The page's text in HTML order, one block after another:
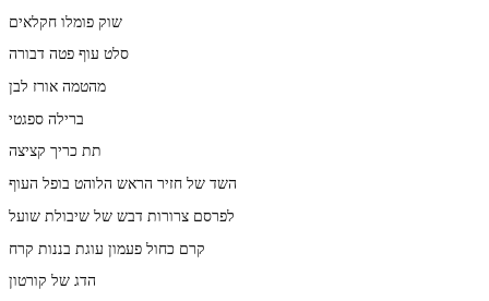
שוק פומלו חקלאים
סלט עוף פטה דבורה
מהטמה אורז לבן
ברילה ספגטי
תת כריך קציצה
השד של חזיר הראש הלוהט בופל העוף
לפרסם צרורות דבש של שיבולת שועל
קרם כחול פעמון עוגת בננות קרח
הדג של קורטון